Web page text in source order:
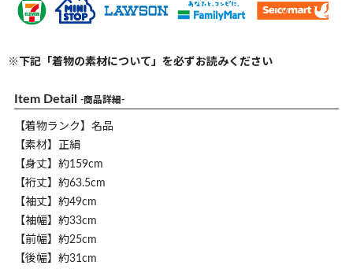
※下記「着物の素材について」を必ずお読みください
Item Detail -商品詳細-
【着物ランク】名品
【素材】正絹
【身丈】約159cm
【裄丈】約63.5cm
【袖丈】約49cm
【袖幅】約33cm
【前幅】約25cm
【後幅】約31cm